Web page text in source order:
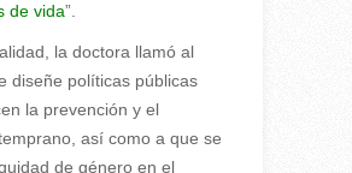
de vida”.
la doctora llamó al
diseñe políticas públicas
la prevención y el
así como a que se
de género en el